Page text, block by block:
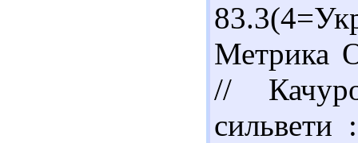
Метрика
//
сильвети